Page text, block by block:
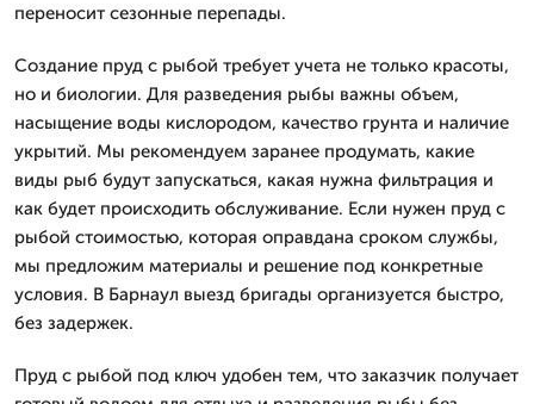
переносит сезонные перепады.
Создание пруд с рыбой требует учета не только красоты,
но и биологии. Для разведения рыбы важны объем,
насыщение воды кислородом, качество грунта и наличие
укрытий. Мы рекомендуем заранее продумать, какие
виды рыб будут запускаться, какая нужна фильтрация и
как будет происходить обслуживание. Если нужен пруд с
рыбой стоимостью, которая оправдана сроком службы,
мы предложим материалы и решение под конкретные
условия. В Барнаул выезд бригады организуется быстро,
без задержек.
Пруд с рыбой под ключ удобен тем, что заказчик получает